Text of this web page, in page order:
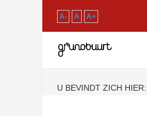
A- A A+
U BEVINDT ZICH HIER: